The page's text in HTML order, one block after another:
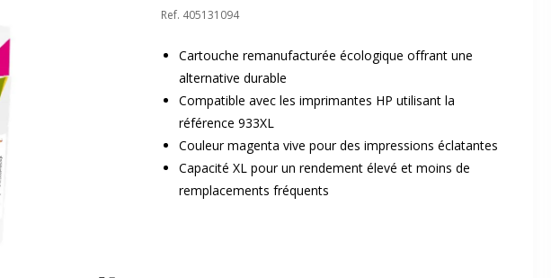
Ref. 405131094
Cartouche remanufacturée écologique offrant une
alternative durable
Compatible avec les imprimantes HP utilisant la
référence 933XL
Couleur magenta vive pour des impressions éclatantes
Capacité XL pour un rendement élevé et moins de
remplacements fréquents